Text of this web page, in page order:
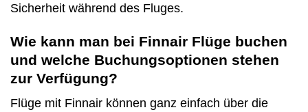
Sicherheit während des Fluges.
Wie kann man bei Finnair Flüge buchen
und welche Buchungsoptionen stehen
zur Verfügung?
Flüge mit Finnair können ganz einfach über die